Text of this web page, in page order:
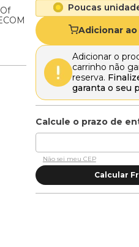
Poucas
Adicionar
Adicionar o
carrinho não
reserva.
garanta o seu
Não sei meu CEP